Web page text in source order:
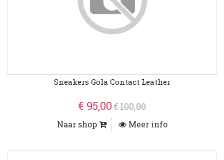
Sneakers Gola Contact Leather
€ 95,00€ 100,00
Naar shop Meer info